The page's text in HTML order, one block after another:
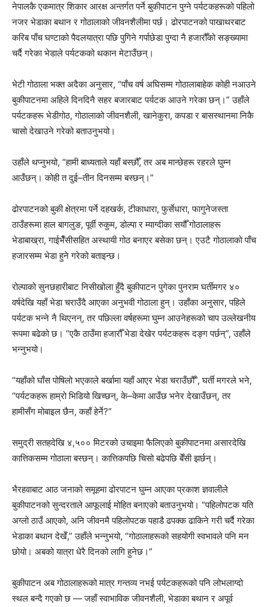
नेपालकै एकमात्र शिकार आरक्ष अन्तर्गत पर्ने बुकीपाटन पुग्ने पर्यटकहरूको पहिलो
नजर भेडाका बथान र गोठालाको जीवनशैलीमा पर्छ। ढोरपाटनको पाखाथरबाट
करिब पाँच घण्टाको पैदलयात्रा पछि पुगिने गर्पाछेडा पुग्दा नै हजारौँको सङ्ख्यामा
चर्दै गरेका भेडाले पर्यटकको थकान मेटाउँछन्।
भेटी गोठाला भक्त अदैका अनुसार, “पाँच वर्ष अघिसम्म गोठालाबाहेक कोही नआउने
बुकीपाटनमा अहिले दिनदिनै सहर बजारबाट पर्यटक आउने गरेका छन्।” उहाँले
पर्यटकहरू भेडीगोठ, गोठालाको जीवनशैली, खानेकुरा, कपडा र बासस्थानमा निकै
चासो देखाउने गरेको बताउनुभयो।
उहाँले थप्नुभयो, “हामी बाध्यताले यहाँ बस्छौँ, तर अब मान्छेहरू रहरले घुम्न
आउँछन्। कोही त दुई–तीन दिनसम्म बस्छन्।”
ढोरपाटनको बुकी क्षेत्रमा पर्ने दहखर्क, टीकाधारा, फुर्सेधारा, फागुनेजस्ता
ठाउँहरूमा हाल बागलुङ, पूर्वी रुकुम, डोल्पा र म्याग्दीका सयौँ गोठालाहरू
भेडाबाख्रा, गाईभैँसीसहित अस्थायी गोठ बनाएर बसेका छन्। एउटै गोठालाको पाँच
हजारसम्म भेडा हुने गरेको बताइन्छ।
रोल्पाको सुनछहारीबाट निसीखोला हुँदै बुकीपाटन पुगेका पुनराम घर्तीमगर ४०
वर्षदेखि यहाँ भेडा चराउँदै आएका अनुभवी गोठाला हुन्। उहाँका अनुसार, पहिले
पर्यटक भन्ने नै थिएनन्, तर पछिल्ला वर्षहरूमा घुम्न आउनेहरूको चाप उल्लेखनीय
रूपमा बढेको छ। “एकै ठाउँमा हजारौँ भेडा देखेर पर्यटकहरू दङ्ग पर्छन्”, उहाँले
भन्नुभयो।
“यहाँको घाँस पोषिलो भएकाले बर्खामा यहाँ आएर भेडा चराउँछौँ”, घर्ती मगरले भने,
“पर्यटकहरू हाम्रो भिडियो खिच्छन्, के–केमा आउँछ भनेर देखाउँछन्, तर
हामीसँग मोबाइल छैन, कहाँ हेर्ने?”
समुद्री सतहदेखि ४,५०० मिटरको उचाइमा फैलिएको बुकीपाटनमा असारदेखि
कात्तिकसम्म गोठाला बस्छन्। कात्तिकपछि चिसो बढेपछि बेँसी झर्छन्।
भैरहवाबाट आठ जनाको समूहमा ढोरपाटन घुम्न आएका प्रकाश ज्ञवालीले
बुकीपाटनको सुन्दरताले आफूलाई मोहित बनाएको बताउनुभयो। “पहिलोपटक यति
अग्लो ठाउँ आएको, अनि जीवनमै पहिलोपटक पहाडै ढपक्क ढाकिने गरी चर्दै गरेका
भेडाका बथान देखेँ,” उहाँले भन्नुभयो, “गोठालाहरूको सहयोगी स्वभावले पनि मन
छोयो। अबको यात्रा धेरै दिनको लागि हुनेछ।”
बुकीपाटन अब गोठालाहरूको मात्र गन्तव्य नभई पर्यटकहरूको पनि लोभलाग्दो
स्थल बन्दै गएको छ — जहाँ स्वाभाविक जीवनशैली, भेडाका बथान र अपूर्व